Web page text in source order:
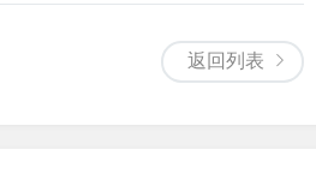
返回列表